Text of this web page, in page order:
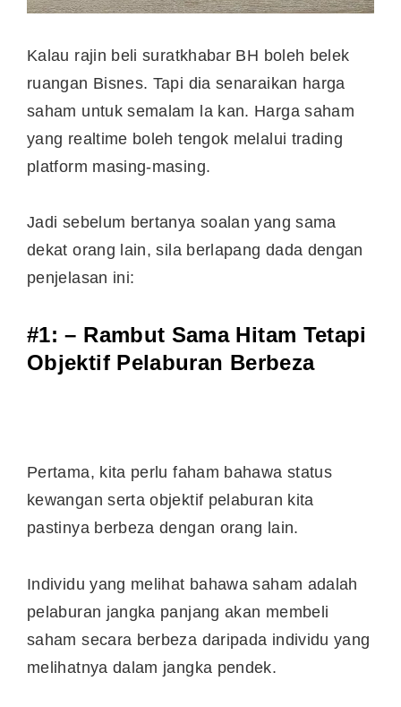
Kalau rajin beli suratkhabar BH boleh belek
ruangan Bisnes. Tapi dia senaraikan harga
saham untuk semalam la kan. Harga saham
yang realtime boleh tengok melalui trading
platform masing-masing.
Jadi sebelum bertanya soalan yang sama
dekat orang lain, sila berlapang dada dengan
penjelasan ini:
#1: – Rambut Sama Hitam Tetapi
Objektif Pelaburan Berbeza
Pertama, kita perlu faham bahawa status
kewangan serta objektif pelaburan kita
pastinya berbeza dengan orang lain.
Individu yang melihat bahawa saham adalah
pelaburan jangka panjang akan membeli
saham secara berbeza daripada individu yang
melihatnya dalam jangka pendek.